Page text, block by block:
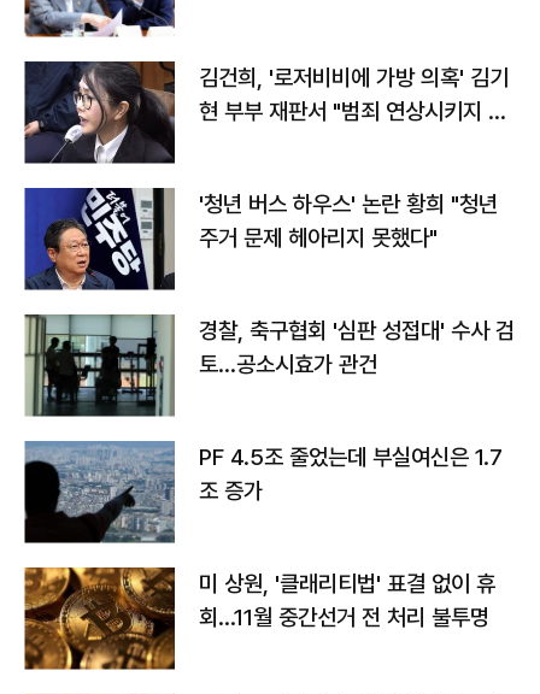
김건희, '로저비비에 가방 의혹' 김기
현 부부 재판서 "범죄 연상시키지 말
'청년 버스 하우스' 논란 황희 "청년
주거 문제 헤아리지 못했다"
경찰, 축구협회 '심판 성접대' 수사 검
토…공소시효가 관건
PF 4.5조 줄었는데 부실여신은 1.7
조 증가
미 상원, '클래리티법' 표결 없이 휴
회…11월 중간선거 전 처리 불투명